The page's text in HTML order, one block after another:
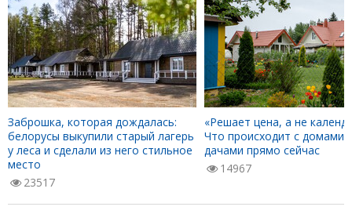
Заброшка, которая дождалась:
белорусы выкупили старый лагерь
у леса и сделали из него стильное
место
23517
«Решает цена, а не
Что происходит с домами
дачами прямо сейчас
14967